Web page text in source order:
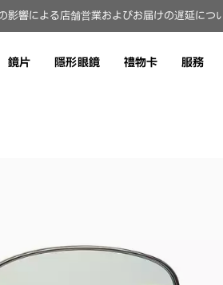
影響による店舗営業およびお届けの遅延につ
鏡片 隱形眼鏡 禮物卡 服務